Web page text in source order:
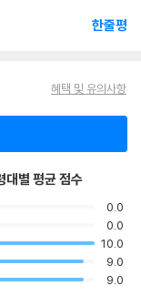
한줄평
혜택 및 유의사항
대별 평균 점수
0.0
0.0
10.0
9.0
9.0